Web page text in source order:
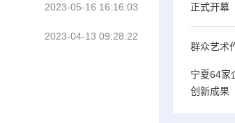
2023-05-16 16:16:03
2023-04-13 09:28:22
正式开幕
群众艺术
宁夏64家
创新成果